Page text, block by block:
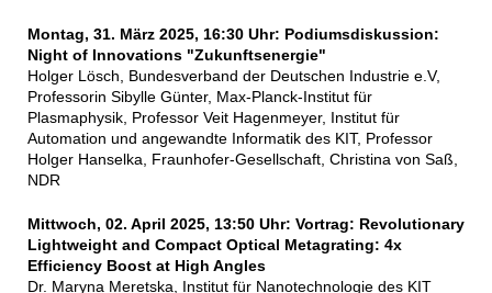
Montag, 31. März 2025, 16:30 Uhr: Podiumsdiskussion:
Night of Innovations "Zukunftsenergie"
Holger Lösch, Bundesverband der Deutschen Industrie e.V,
Professorin Sibylle Günter, Max-Planck-Institut für
Plasmaphysik, Professor Veit Hagenmeyer, Institut für
Automation und angewandte Informatik des KIT, Professor
Holger Hanselka, Fraunhofer-Gesellschaft, Christina von Saß,
NDR
Mittwoch, 02. April 2025, 13:50 Uhr: Vortrag: Revolutionary
Lightweight and Compact Optical Metagrating: 4x
Efficiency Boost at High Angles
Dr. Maryna Meretska, Institut für Nanotechnologie des KIT